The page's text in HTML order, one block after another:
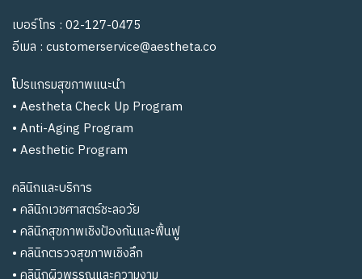
เบอร์โทร : 02-127-0475
อีเมล : customerservice@aestheta.co
โปรแกรมสุขภาพแนะนำ
• Aestheta Check Up Program
• Anti-Aging Program
• Aesthetic Program
คลินิกและบริการ
• คลินิกเวชศาสตร์ชะลอวัย
• คลินิกสุขภาพเชิงป้องกันและฟื้นฟู
• คลินิกตรวจสุขภาพเชิงลึก